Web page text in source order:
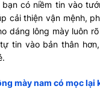
bạn có niềm tin vào
cải thiện vận mệnh,
dáng lông mày luôn
tin vào bản thân
mày nam có mọc lại